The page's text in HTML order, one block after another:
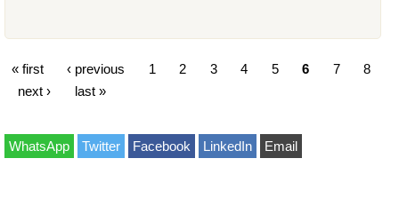
« first ‹ previous 1 2 3 4 5 6 7
8
next ›
last »
WhatsApp Twitter Facebook LinkedIn Email